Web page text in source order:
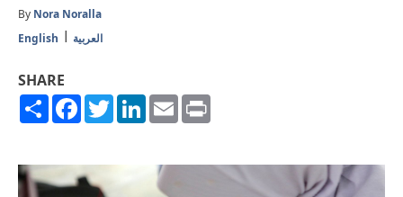
By Nora Noralla
English
العربية
SHARE
ShareFacebook
TwitterLinkedIn
Email